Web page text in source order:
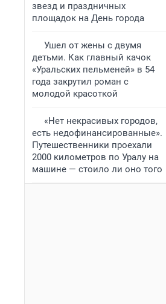
звезд и праздничных
площадок на День города
Ушел от жены с двумя
детьми. Как главный качок
«Уральских пельменей» в 54
года закрутил роман с
молодой красоткой
«Нет некрасивых городов,
есть недофинансированные».
Путешественники проехали
2000 километров по Уралу на
машине — стоило ли оно того